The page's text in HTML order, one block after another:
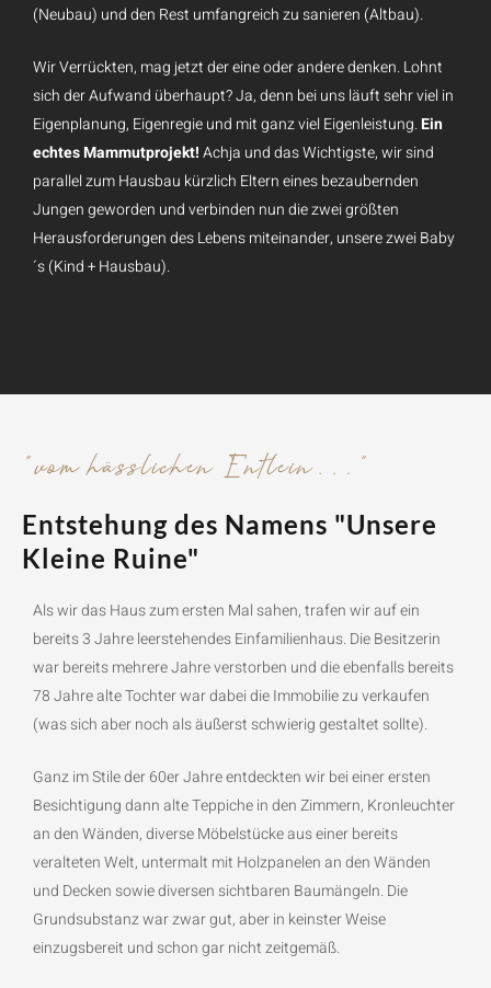
(Neubau) und den Rest umfangreich zu sanieren (Altbau).
Wir Verrückten, mag jetzt der eine oder andere denken. Lohnt
sich der Aufwand überhaupt? Ja, denn bei uns läuft sehr viel in
Eigenplanung, Eigenregie und mit ganz viel Eigenleistung.Ein
echtes Mammutprojekt!Achja und das Wichtigste, wir sind
parallel zum Hausbau kürzlich Eltern eines bezaubernden
Jungen geworden und verbinden nun die zwei größten
Herausforderungen des Lebens miteinander, unsere zwei Baby
´s (Kind + Hausbau).
"vom hässlichen Entlein..."
Entstehung des Namens "Unsere
Kleine Ruine"
Als wir das Haus zum ersten Mal sahen, trafen wir auf ein
bereits 3 Jahre leerstehendes Einfamilienhaus. Die Besitzerin
war bereits mehrere Jahre verstorben und die ebenfalls bereits
78 Jahre alte Tochter war dabei die Immobilie zu verkaufen
(was sich aber noch als äußerst schwierig gestaltet sollte).
Ganz im Stile der 60er Jahre entdeckten wir bei einer ersten
Besichtigung dann alte Teppiche in den Zimmern, Kronleuchter
an den Wänden, diverse Möbelstücke aus einer bereits
veralteten Welt, untermalt mit Holzpanelen an den Wänden
und Decken sowie diversen sichtbaren Baumängeln. Die
Grundsubstanz war zwar gut, aber in keinster Weise
einzugsbereit und schon gar nicht zeitgemäß.